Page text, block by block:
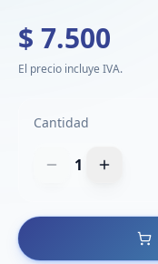
$ 7.500
El precio incluye IVA.
Cantidad
1